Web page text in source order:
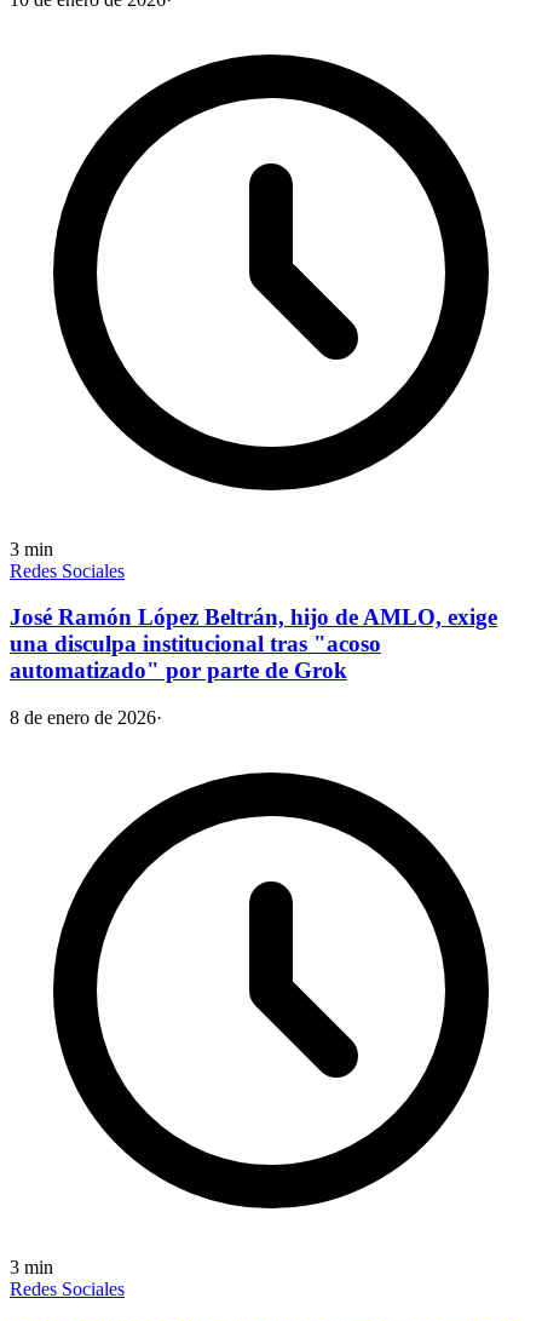
3 min
Redes Sociales
José Ramón López Beltrán, hijo de AMLO, exige
una disculpa institucional tras "acoso
automatizado" por parte de Grok
8 de enero de 2026·
3 min
Redes Sociales